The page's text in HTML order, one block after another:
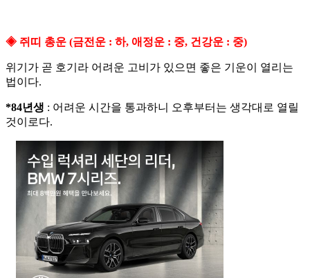
◈ 쥐띠 총운 (금전운 : 하, 애정운 : 중, 건강운 : 중)
위기가 곧 호기라 어려운 고비가 있으면 좋은 기운이 열리는
법이다.
*84년생 : 어려운 시간을 통과하니 오후부터는 생각대로 열릴
것이로다.